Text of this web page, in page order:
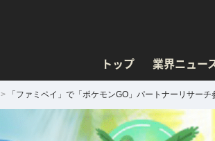
トップ 業界ニュー
> 「ファミペイ」で「ポケモンGO」パートナーリサー